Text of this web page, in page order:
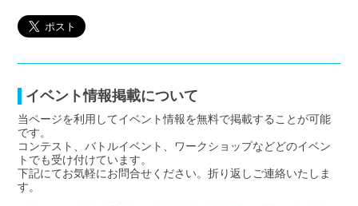
イベント情報掲載について
当ページを利用してイベント情報を無料で掲載することが可能
です。
コンテスト、バトルイベント、ワークショップなどどのイベン
トでも受け付けています。
下記にてお気軽にお問合せください。折り返しご連絡いたしま
す。